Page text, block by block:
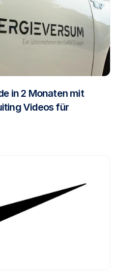
in 2 Monaten mit
Videos für